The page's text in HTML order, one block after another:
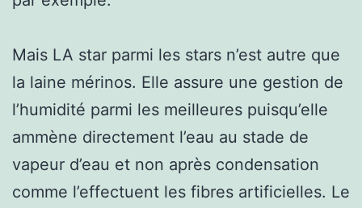
Mais LA star parmi les stars n’est autre que
la laine mérinos. Elle assure une gestion de
l’humidité parmi les meilleures puisqu’elle
ammène directement l’eau au stade de
vapeur d’eau et non après condensation
comme l’effectuent les fibres artificielles. Le